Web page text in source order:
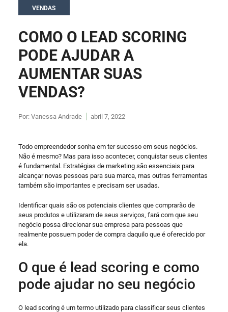
VENDAS
COMO O LEAD SCORING
PODE AJUDAR A
AUMENTAR SUAS
VENDAS?
Por: Vanessa Andrade abril 7, 2022
Todo empreendedor sonha em ter sucesso em seus negócios.
Não é mesmo? Mas para isso acontecer, conquistar seus clientes
é fundamental. Estratégias de marketing são essenciais para
alcançar novas pessoas para sua marca, mas outras ferramentas
também são importantes e precisam ser usadas.
Identificar quais são os potenciais clientes que comprarão de
seus produtos e utilizaram de seus serviços, fará com que seu
negócio possa direcionar sua empresa para pessoas que
realmente possuem poder de compra daquilo que é oferecido por
ela.
O que é lead scoring e como
pode ajudar no seu negócio
O lead scoring é um termo utilizado para classificar seus clientes